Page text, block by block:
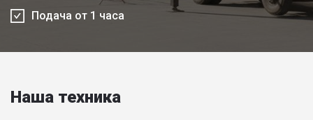
Подача от 1 часа
Наша техника